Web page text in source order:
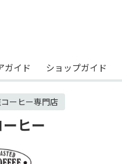
ガイド ショップガイド
ーヒー専門店
ヒー